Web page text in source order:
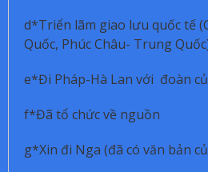
d*Triển lãm giao lưu quốc tế
Quốc, Phúc Châu- Trung
e*Đi Pháp-Hà Lan với đoàn
f*Đã tổ chức về nguồn
g*Xin đi Nga (đã có văn bản